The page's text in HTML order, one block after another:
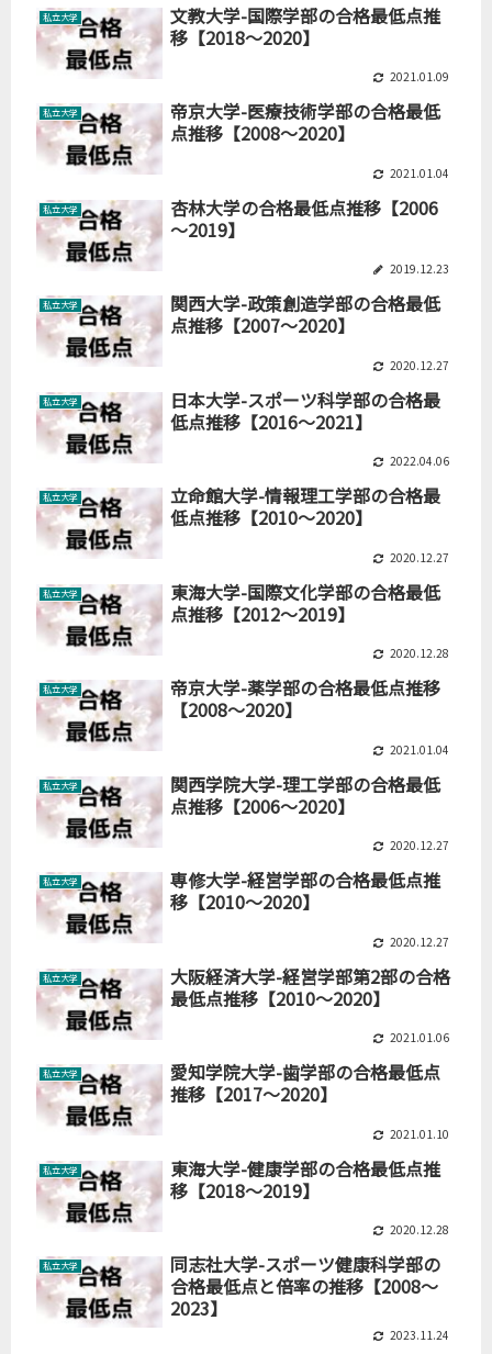
私立大学
文教大学-国際学部の合格最低点推
移【2018～2020】
2021.01.09
私立大学
帝京大学-医療技術学部の合格最低
点推移【2008～2020】
2021.01.04
私立大学
杏林大学の合格最低点推移【2006
～2019】
2019.12.23
私立大学
関西大学-政策創造学部の合格最低
点推移【2007～2020】
2020.12.27
私立大学
日本大学-スポーツ科学部の合格最
低点推移【2016～2021】
2022.04.06
私立大学
立命館大学-情報理工学部の合格最
低点推移【2010～2020】
2020.12.27
私立大学
東海大学-国際文化学部の合格最低
点推移【2012～2019】
2020.12.28
私立大学
帝京大学-薬学部の合格最低点推移
【2008～2020】
2021.01.04
私立大学
関西学院大学-理工学部の合格最低
点推移【2006～2020】
2020.12.27
私立大学
専修大学-経営学部の合格最低点推
移【2010～2020】
2020.12.27
私立大学
大阪経済大学-経営学部第2部の合格
最低点推移【2010～2020】
2021.01.06
私立大学
愛知学院大学-歯学部の合格最低点
推移【2017～2020】
2021.01.10
私立大学
東海大学-健康学部の合格最低点推
移【2018～2019】
2020.12.28
私立大学
同志社大学-スポーツ健康科学部の
合格最低点と倍率の推移【2008～
2023】
2023.11.24